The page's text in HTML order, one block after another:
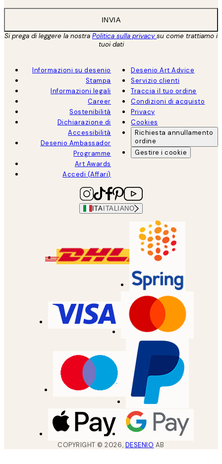
INVIA
Si prega di leggere la nostra Politica sulla privacysu come trattiamo i
tuoi dati
Informazioni su desenio
Stampa
Informazioni legali
Career
Sostenibilità
Dichiarazione di
Accessibilità
Desenio Ambassador
Programme
Art Awards
Accedi (Affari)
Desenio Art Advice
Servizio clienti
Traccia il tuo ordine
Condizioni di acquisto
Privacy
Cookies
Richiesta annullamento
ordine
Gestire i cookie
ITA ITALIANO
COPYRIGHT ©2026, DESENIO AB